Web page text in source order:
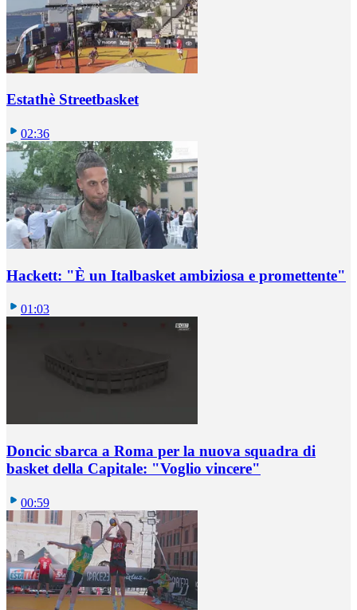
Estathè Streetbasket
02:36
Hackett: "È un Italbasket ambiziosa e promettente"
01:03
Doncic sbarca a Roma per la nuova squadra di
basket della Capitale: "Voglio vincere"
00:59